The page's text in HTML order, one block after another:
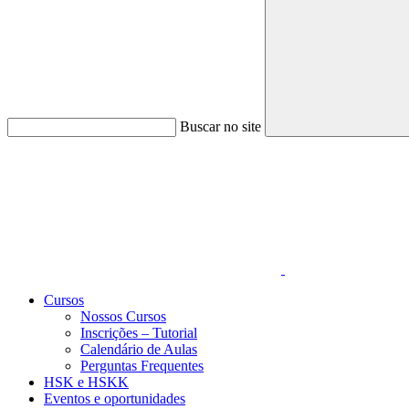
Buscar no site
Cursos
Nossos Cursos
Inscrições – Tutorial
Calendário de Aulas
Perguntas Frequentes
HSK e HSKK
Eventos e oportunidades